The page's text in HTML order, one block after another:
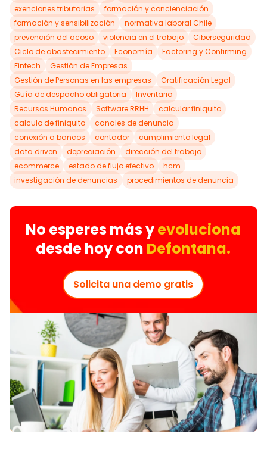
exenciones tributarias
formación y concienciación
formación y sensibilización
normativa laboral Chile
prevención del acoso
violencia en el trabajo
Ciberseguridad
Ciclo de abastecimiento
Economía
Factoring y Confirming
Fintech
Gestión de Empresas
Gestión de Personas en las empresas
Gratificación Legal
Guía de despacho obligatoria
Inventario
Recursos Humanos
Software RRHH
calcular finiquito
calculo de finiquito
canales de denuncia
conexión a bancos
contador
cumplimiento legal
data driven
depreciación
dirección del trabajo
ecommerce
estado de flujo efectivo
hcm
investigación de denuncias
procedimientos de denuncia
No esperes más yevoluciona
desde hoy con Defontana.
Solicita una demo gratis